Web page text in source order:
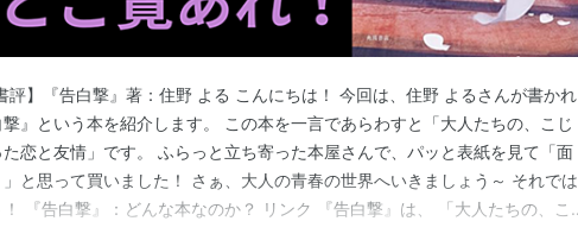
評】『告白撃』著：住野 よる こんにちは！ 今回は、住野 よるさんが書かれ
』という本を紹介します。 この本を一言であらわすと「大人たちの、こじ
恋と友情」です。 ふらっと立ち寄った本屋さんで、パッと表紙を見て「面
」と思って買いました！ さぁ、大人の青春の世界へいきましょう～ それでは
！ 『告白撃』：どんな本なのか？ リンク 『告白撃』は、 「大人たちの、こ